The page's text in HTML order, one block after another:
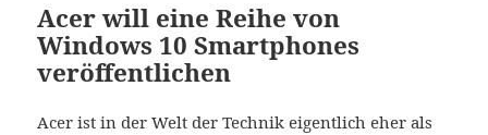
Acer will eine Reihe von
Windows 10 Smartphones
veröffentlichen
Acer ist in der Welt der Technik eigentlich eher als